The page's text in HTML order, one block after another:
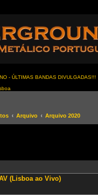
- ÚLTIMAS BANDAS DIVULGADAS!!!
Arquivo Arquivo 2020
(Lisboa ao Vivo)